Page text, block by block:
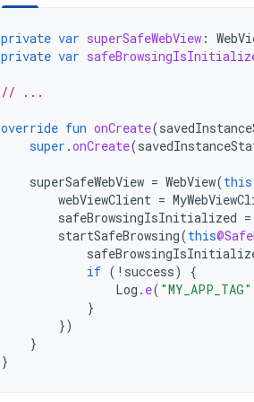
private var superSafeWebView :
private var
// ...
override fun onCreate(
super .onCreate(
superSafeWebView = WebView(this
webViewClient =
safeBrowsingIsInitialized =
startSafeBrowsing(this
if ( ! success)
{
Log . e( "MY_APP_TAG"
}
})
}
}